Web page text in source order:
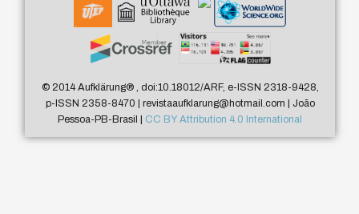
© 2014 Aufklärung®, doi:10.18012/ARF, e-ISSN 2318-9428,
p-ISSN 2358-8470 | revistaaufklarung@hotmail.com | João
Pessoa-PB-Brasil | CC BY Attribution 4.0 International